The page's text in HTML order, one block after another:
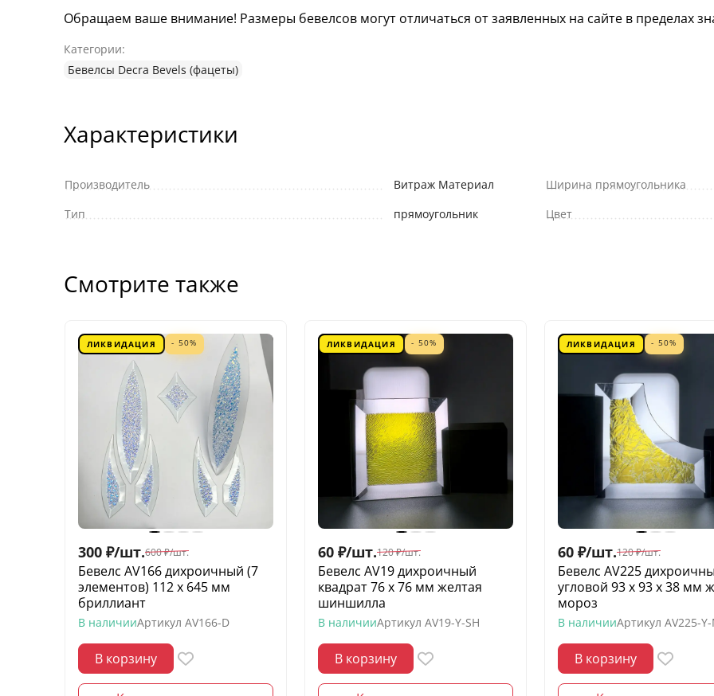
Обращаем ваше внимание! Размеры бевелсов могут отличаться от заявленных на сайте в пределах
Категории:
Бевелсы Decra Bevels (фацеты)
Характеристики
Производитель
Витраж Материал
Тип
прямоугольник
Ширина прямоугольника
Цвет
Смотрите также
ЛИКВИДАЦИЯ - 50%
300 ₽/шт.600 ₽/шт.
Бевелс AV166 дихроичный (7
элементов) 112 х 645 мм
бриллиант
В наличииАртикул AV166-D
В корзину
ЛИКВИДАЦИЯ - 50%
60 ₽/шт.120 ₽/шт.
Бевелс AV19 дихроичный
квадрат 76 х 76 мм желтая
шиншилла
В наличииАртикул AV19-Y-SH
В корзину
ЛИКВИДАЦИЯ - 50%
60 ₽/шт.120 ₽/шт.
Бевелс AV225
угловой 93 х 93 х 38 мм
мороз
В наличииАртикул AV225-
В корзину